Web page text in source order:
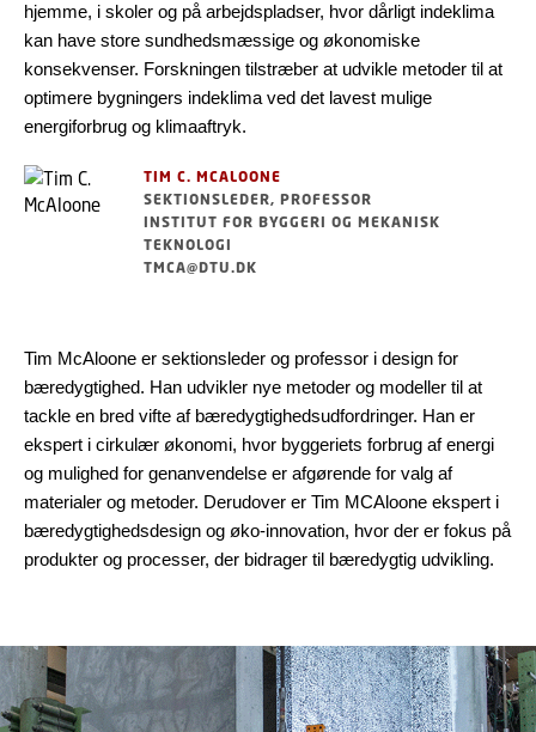
hjemme, i skoler og på arbejdspladser, hvor dårligt indeklima
kan have store sundhedsmæssige og økonomiske
konsekvenser. Forskningen tilstræber at udvikle metoder til at
optimere bygningers indeklima ved det lavest mulige
energiforbrug og klimaaftryk.
TIM C. MCALOONE
SEKTIONSLEDER, PROFESSOR
INSTITUT FOR BYGGERI OG MEKANISK
TEKNOLOGI
TMCA@DTU.DK
Tim McAloone er sektionsleder og professor i design for
bæredygtighed. Han udvikler nye metoder og modeller til at
tackle en bred vifte af bæredygtighedsudfordringer. Han er
ekspert i cirkulær økonomi, hvor byggeriets forbrug af energi
og mulighed for genanvendelse er afgørende for valg af
materialer og metoder. Derudover er Tim MCAloone ekspert i
bæredygtighedsdesign og øko-innovation, hvor der er fokus på
produkter og processer, der bidrager til bæredygtig udvikling.